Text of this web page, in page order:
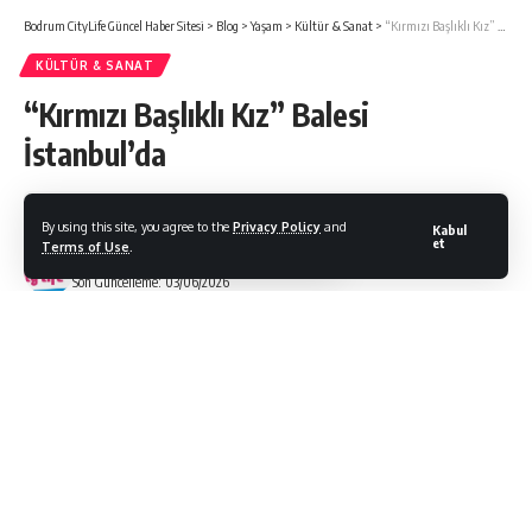
By using this site, you agree to the Privacy Policy and
Terms of Use
Kabul
et
Bodrum CityLife Güncel Haber Sitesi > Blog >Yaşam > Kültür & Sanat > “Kırmızı Başlıklı Kız” Balesi İstanbul’da
KÜLTÜR & SANAT
“Kırmızı Başlıklı Kız” Balesi
İstanbul’da
Son Güncelleme: 03/06/2026
Bodrum Citylife